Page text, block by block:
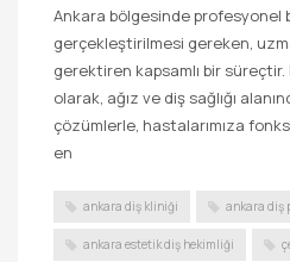
Ankara bölgesinde profesyonel
gerçekleştirilmesi gereken,
gerektiren kapsamlı bir süreçtir.
olarak, ağız ve diş sağlığı
çözümlerle, hastalarımıza
en
ankara diş kliniği ankara diş
ankara estetik diş hekimliği